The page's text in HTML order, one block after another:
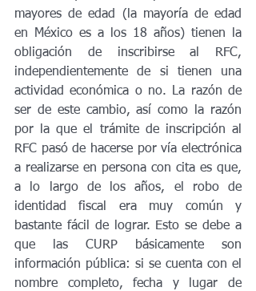
mayores de edad (la mayoría de edad
en México es a los 18 años) tienen la
obligación de inscribirse al RFC,
independientemente de si tienen una
actividad económica o no. La razón de
ser de este cambio, así como la razón
por la que el trámite de inscripción al
RFC pasó de hacerse por vía electrónica
a realizarse en persona con cita es que,
a lo largo de los años, el robo de
identidad fiscal era muy común y
bastante fácil de lograr. Esto se debe a
que las CURP básicamente son
información pública: si se cuenta con el
nombre completo, fecha y lugar de